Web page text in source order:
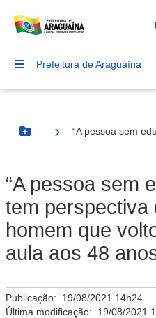
Prefeitura de Araguaína
Botão Menu
“A pessoa sem
“A pessoa sem
tem perspectiva
homem que
aula aos 48
Publicação: 19/08/2021 14h24
Última modificação: 19/08/2021